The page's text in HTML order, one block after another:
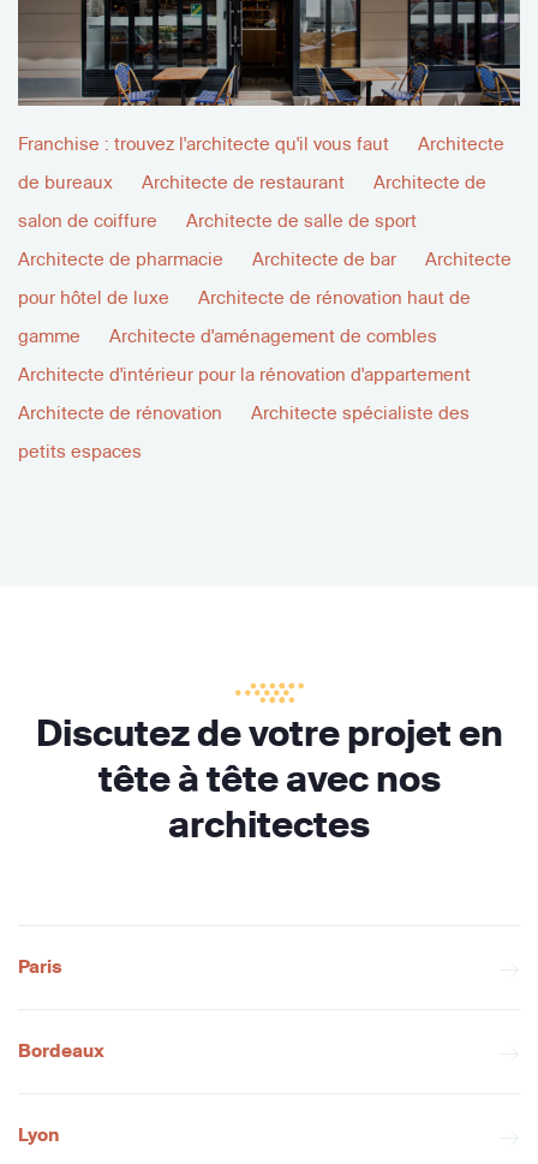
Franchise : trouvez l'architecte qu'il vous faut
Architecte
de bureaux
Architecte de restaurant
Architecte de
salon de coiffure
Architecte de salle de sport
Architecte de pharmacie
Architecte de bar
Architecte
pour hôtel de luxe
Architecte de rénovation haut de
gamme
Architecte d'aménagement de combles
Architecte d'intérieur pour la rénovation d'appartement
Architecte de rénovation
Architecte spécialiste des
petits espaces
Discutez de votre projet en
tête à tête avec nos
architectes
Paris
Bordeaux
Lyon